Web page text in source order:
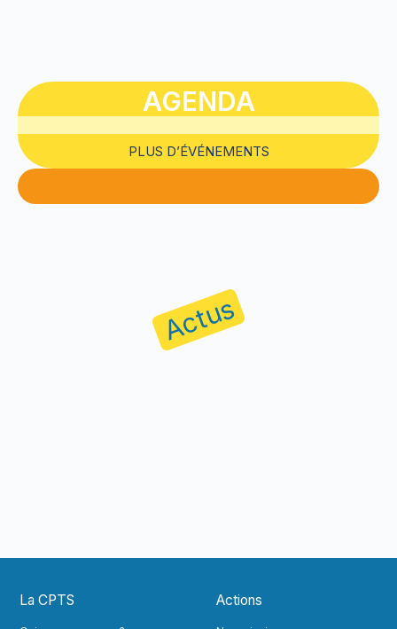
AGENDA
PLUS D’ÉVÉNEMENTS
Actus
La CPTS Actions